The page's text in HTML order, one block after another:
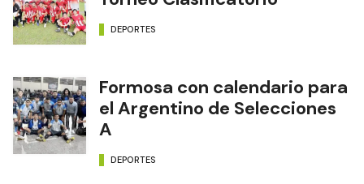
DEPORTES
Formosa con calendario para
el Argentino de Selecciones
A
DEPORTES